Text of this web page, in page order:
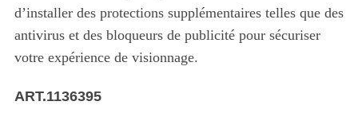
d’installer des protections supplémentaires telles que des
antivirus et des bloqueurs de publicité pour sécuriser
votre expérience de visionnage.
ART.1136395